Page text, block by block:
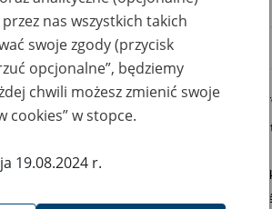
ubezpieczeni
w siedzibie firmy, instytucji, urzędu
inicjatywa Zakładu Ubezpieczeń Społecznych,
zawodowej osób po pięćdziesiątym
do świadomego planowania kariery i przyszłych
nas wszystkich takich
swoje zgody (przycisk
opcjonalne”, będziemy
chwili możesz zmienić swoje
cookies” w stopce.
19.08.2024 r.